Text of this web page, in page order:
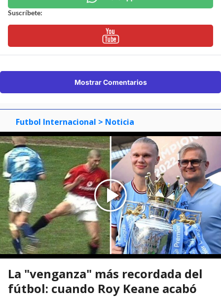
Suscríbete:
Mostrar Comentarios
Futbol Internacional > Noticia
La "venganza" más recordada del
fútbol: cuando Roy Keane acabó